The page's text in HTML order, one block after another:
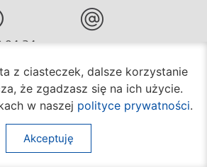
04 24
Godziny pracy:
Obsługi Mieszkańca
godz.7:30 – 16:30
z ciasteczek, dalsze korzystanie
że zgadzasz się na ich użycie.
w naszej polityce prywatności.
Akceptuję